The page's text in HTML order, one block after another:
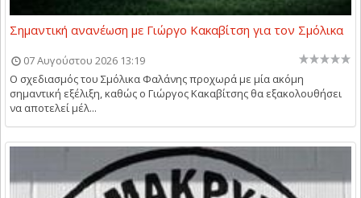
Σημαντική ανανέωση με Γιώργο Κακαβίτση για τον Σμόλικα
07 Αυγούστου 2026 13:19
Ο σχεδιασμός του Σμόλικα Φαλάνης προχωρά με μία ακόμη
σημαντική εξέλιξη, καθώς ο Γιώργος Κακαβίτσης θα εξακολουθήσει
να αποτελεί μέλ...